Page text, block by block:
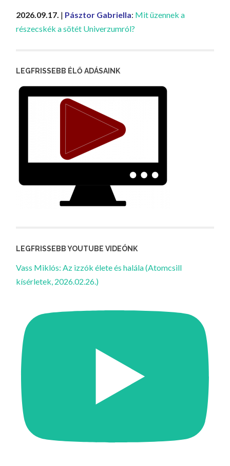
2026.09.17. | Pásztor Gabriella: Mit üzennek a
részecskék a sötét Univerzumról?
LEGFRISSEBB ÉLŐ ADÁSAINK
LEGFRISSEBB YOUTUBE VIDEÓNK
Vass Miklós: Az izzók élete és halála (Atomcsill
kísérletek, 2026.02.26.)